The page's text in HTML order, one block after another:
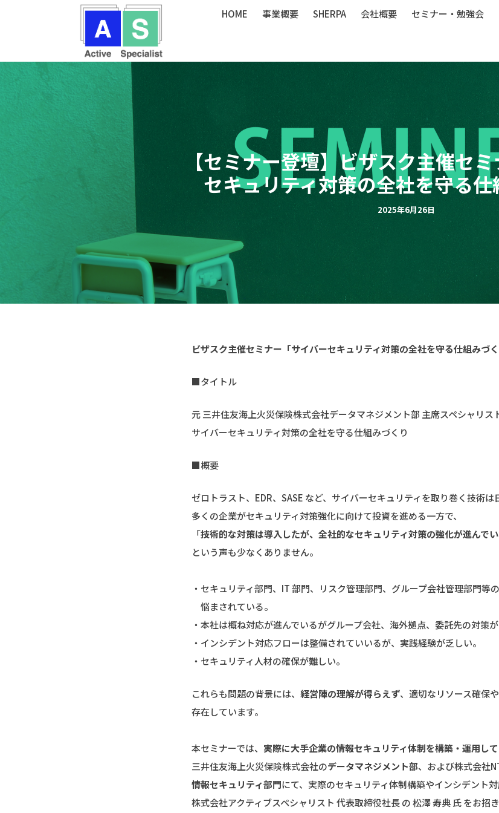
ス
HOME 事業概要 SHERPA 会社概要 セミナー・勉強会
【セミナー登壇】ビザスク主催セ
セキュリティ対策の全社を守る仕
2025年6月26日
ビザスク主催セミナー「サイバーセキュリティ対策の全社を守る仕組みづ
■タイトル
元 三井住友海上火災保険株式会社データマネジメント部 主席スペシャリス
サイバーセキュリティ対策の全社を守る仕組みづくり
■概要
ゼロトラスト、EDR、SASE など、サイバーセキュリティを取り巻く技術は
多くの企業がセキュリティ対策強化に向けて投資を進める一方で、
「技術的な対策は導入したが、全社的なセキュリティ対策の強化が進んで
という声も少なくありません。
・セキュリティ部門、IT 部門、リスク管理部門、グループ会社管理部門等
悩まされている。
・本社は概ね対応が進んでいるがグループ会社、海外拠点、委託先の対策が
・インシデント対応フローは整備されていいるが、実践経験が乏しい。
・セキュリティ人材の確保が難しい。
これらも問題の背景には、 経営陣の理解が得らえず、適切なリソース確保
存在しています。
本セミナーでは、 実際に大手企業の情報セキュリティ体制を構築・運用し
三井住友海上火災保険株式会社のデータマネジメント部、および株式会社
情報セキュリティ部門にて、実際のセキュリティ体制構築やインシデント
株式会社アクティブスペシャリスト 代表取締役社長 の 松澤 寿典 氏 をお招き